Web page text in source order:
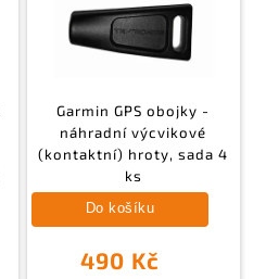
Garmin GPS obojky -
náhradní výcvikové
(kontaktní) hroty, sada 4
ks
490 Kč
Do košíku